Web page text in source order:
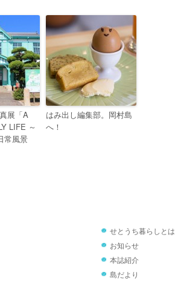
展「A
LIFE ～
常風景
はみ出し編集部。岡村島
へ！
せとうち暮らしとは
お知らせ
本誌紹介
島だより